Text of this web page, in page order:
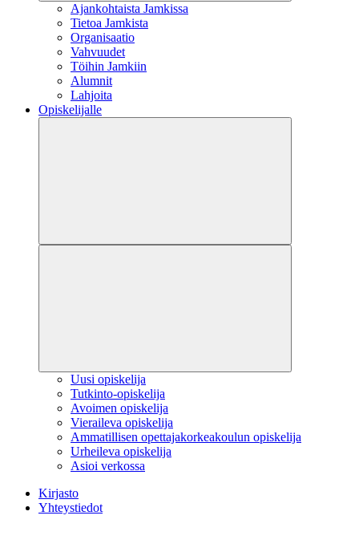
Ajankohtaista Jamkissa
Tietoa Jamkista
Organisaatio
Vahvuudet
Töihin Jamkiin
Alumnit
Lahjoita
Opiskelijalle
Uusi opiskelija
Tutkinto-opiskelija
Avoimen opiskelija
Vieraileva opiskelija
Ammatillisen opettajakorkeakoulun opiskelija
Urheileva opiskelija
Asioi verkossa
Kirjasto
Yhteystiedot